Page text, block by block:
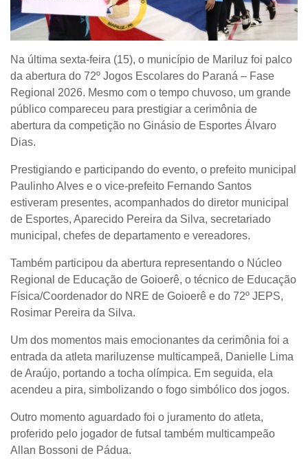
Na última sexta-feira (15), o município de Mariluz foi palco
da abertura do 72º Jogos Escolares do Paraná – Fase
Regional 2026. Mesmo com o tempo chuvoso, um grande
público compareceu para prestigiar a cerimônia de
abertura da competição no Ginásio de Esportes Álvaro
Dias.
Prestigiando e participando do evento, o prefeito municipal
Paulinho Alves e o vice-prefeito Fernando Santos
estiveram presentes, acompanhados do diretor municipal
de Esportes, Aparecido Pereira da Silva, secretariado
municipal, chefes de departamento e vereadores.
Também participou da abertura representando o Núcleo
Regional de Educação de Goioerê, o técnico de Educação
Física/Coordenador do NRE de Goioerê e do 72º JEPS,
Rosimar Pereira da Silva.
Um dos momentos mais emocionantes da cerimônia foi a
entrada da atleta mariluzense multicampeã, Danielle Lima
de Araújo, portando a tocha olímpica. Em seguida, ela
acendeu a pira, simbolizando o fogo simbólico dos jogos.
Outro momento aguardado foi o juramento do atleta,
proferido pelo jogador de futsal também multicampeão
Allan Bossoni de Pádua.